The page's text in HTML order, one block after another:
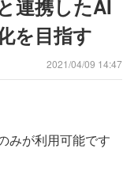
連携したAI
を目指す
2021/04/09 14:47
みが利用可能です